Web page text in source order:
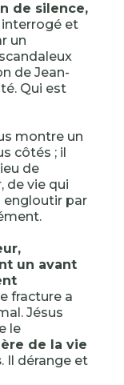
de silence,
interrogé et
un
de Jean-
Qui est
montre un
côtés ; il
de
de vie qui
engloutir par
un avant
fracture a
Jésus
le
de la vie
. Il dérange et